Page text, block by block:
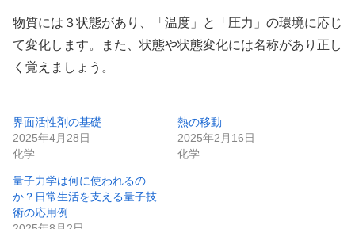
物質には３状態があり、「温度」と「圧力」の環境に応じ
て変化します。また、状態や状態変化には名称があり正し
く覚えましょう。
界面活性剤の基礎
2025年4月28日
化学
熱の移動
2025年2月16日
化学
量子力学は何に使われるの
か？日常生活を支える量子技
術の応用例